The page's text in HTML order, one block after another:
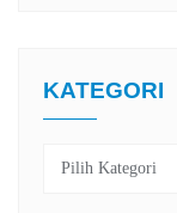
KATEGORI